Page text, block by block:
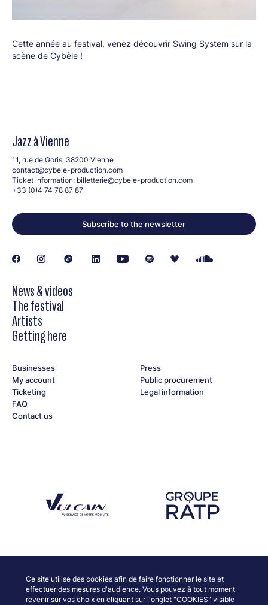
Ce site utilise des cookies afin de faire fonctionner le site et
effectuer des mesures d'audience. Vous pouvez à tout moment
revenir sur vos choix en cliquant sur l'onglet "COOKIES" visible
Cette année au festival, venez découvrir Swing System sur la
scène de Cybèle !
Jazz à Vienne
11, rue de Goris, 38200 Vienne
contact@cybele-production.com
Ticket information: billetterie@cybele-production.com
+33 (0)4 74 78 87 87
Subscribe to the newsletter
News & videos
The festival
Artists
Getting here
Businesses
My account
Ticketing
FAQ
Contact us
Press
Public procurement
Legal information